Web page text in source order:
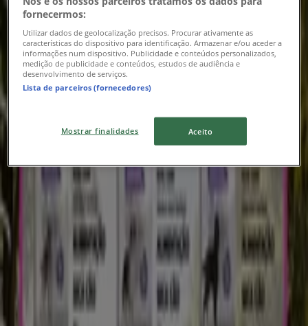
Endereços e horários Vapor D'Água
Vapor D'Água
Alameda Dr- Mariano Felgueiras, Guimarães
1.0 km
fornecermos:
Utilizar dados de geolocalização precisos. Procurar ativamente as
características do dispositivo para identificação. Armazenar e/ou aceder a
informações num dispositivo. Publicidade e conteúdos personalizados,
medição de publicidade e conteúdos, estudos de audiência e
desenvolvimento de serviços.
Lista de parceiros (fornecedores)
Mostrar finalidades Aceito